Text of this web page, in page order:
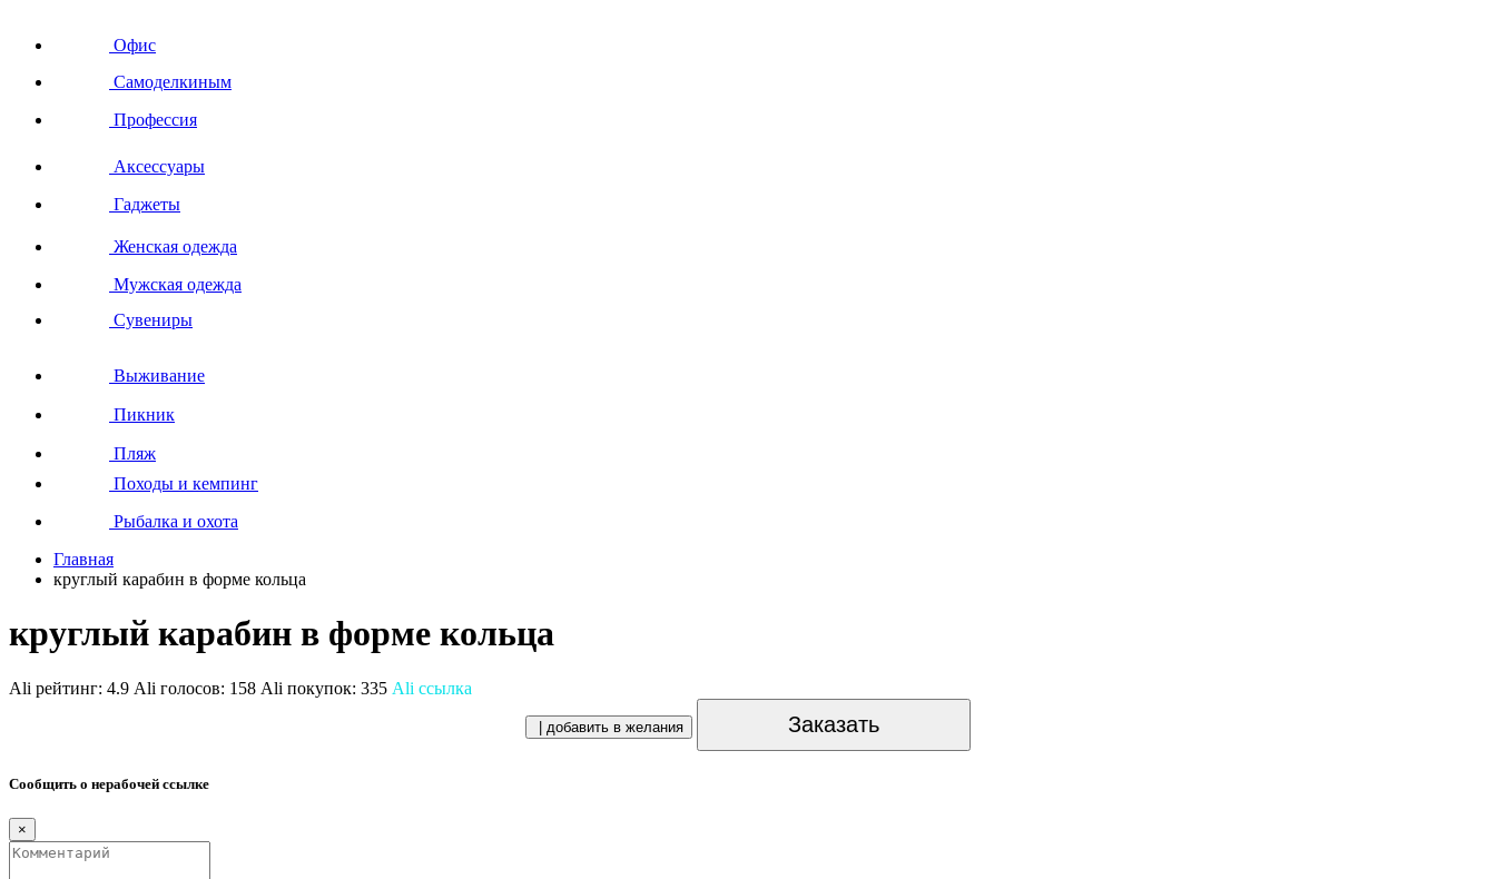
Офис
Самоделкиным
Профессия
Аксессуары
Гаджеты
Женская одежда
Мужская одежда
Сувениры
Выживание
Пикник
Пляж
Походы и кемпинг
Рыбалка и охота
Главная
круглый карабин в форме кольца
круглый карабин в форме кольца
Ali рейтинг: 4.9 Ali голосов: 158 Ali покупок: 335 Ali ссылка
| добавить в желания Заказать
Сообщить о нерабочей ссылке
×